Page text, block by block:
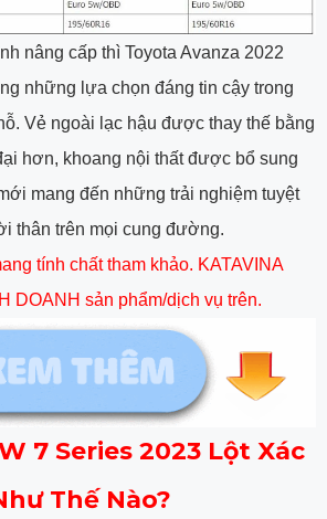
nâng cấp thì Toyota Avanza 2022
những lựa chọn đáng tin cậy trong
Vẻ ngoài lạc hậu được thay thế bằng
hơn, khoang nội thất được bổ sung
mang đến những trải nghiệm tuyệt
thân trên mọi cung đường.
tính chất tham khảo. KATAVINA
DOANH sản phẩm/dịch vụ trên.
7 Series 2023 Lột Xác
Thế Nào?